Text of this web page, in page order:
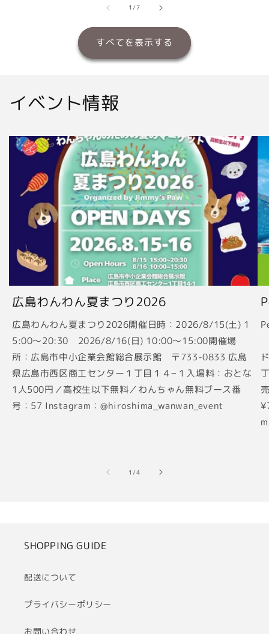
格
1/の
7
すべてを表示する
イベント情報
広島わんわん夏まつり2026
広島わんわん夏まつり2026開催日時：2026/8/15(土) 1
5:00〜20:30 2026/8/16(日) 10:00〜15:00開催場
所：広島市中小企業会館総合展示館 〒733-0833 広島
県広島市西区商工センター１丁目１４−１入場料：おとな
1人500円／高校生以下無料／わんちゃん無料ブース番
号：57 Instagram：@hiroshima_wanwan_event
1 /の
4
SHOPPING GUIDE
配送について
プライバシーポリシー
お問い合わせ